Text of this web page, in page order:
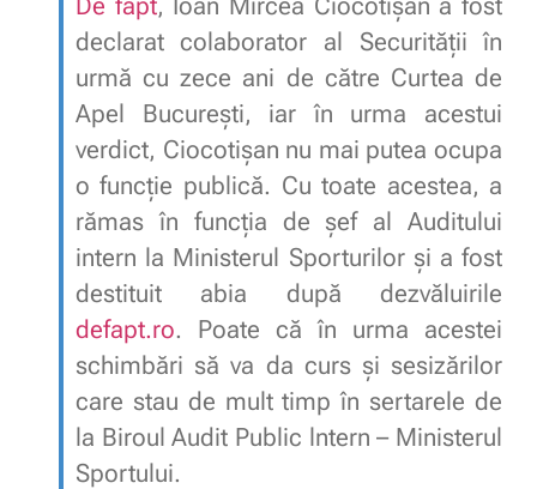
De fapt, Ioan Mircea Ciocotișan a fost
declarat colaborator al Securității în
urmă cu zece ani de către Curtea de
Apel București, iar în urma acestui
verdict, Ciocotișan nu mai putea ocupa
o funcție publică. Cu toate acestea, a
rămas în funcția de șef al Auditului
intern la Ministerul Sporturilor și a fost
destituit abia după dezvăluirile
defapt.ro. Poate că în urma acestei
schimbări să va da curs și sesizărilor
care stau de mult timp în sertarele de
la Biroul Audit Public lntern – Ministerul
Sportului.